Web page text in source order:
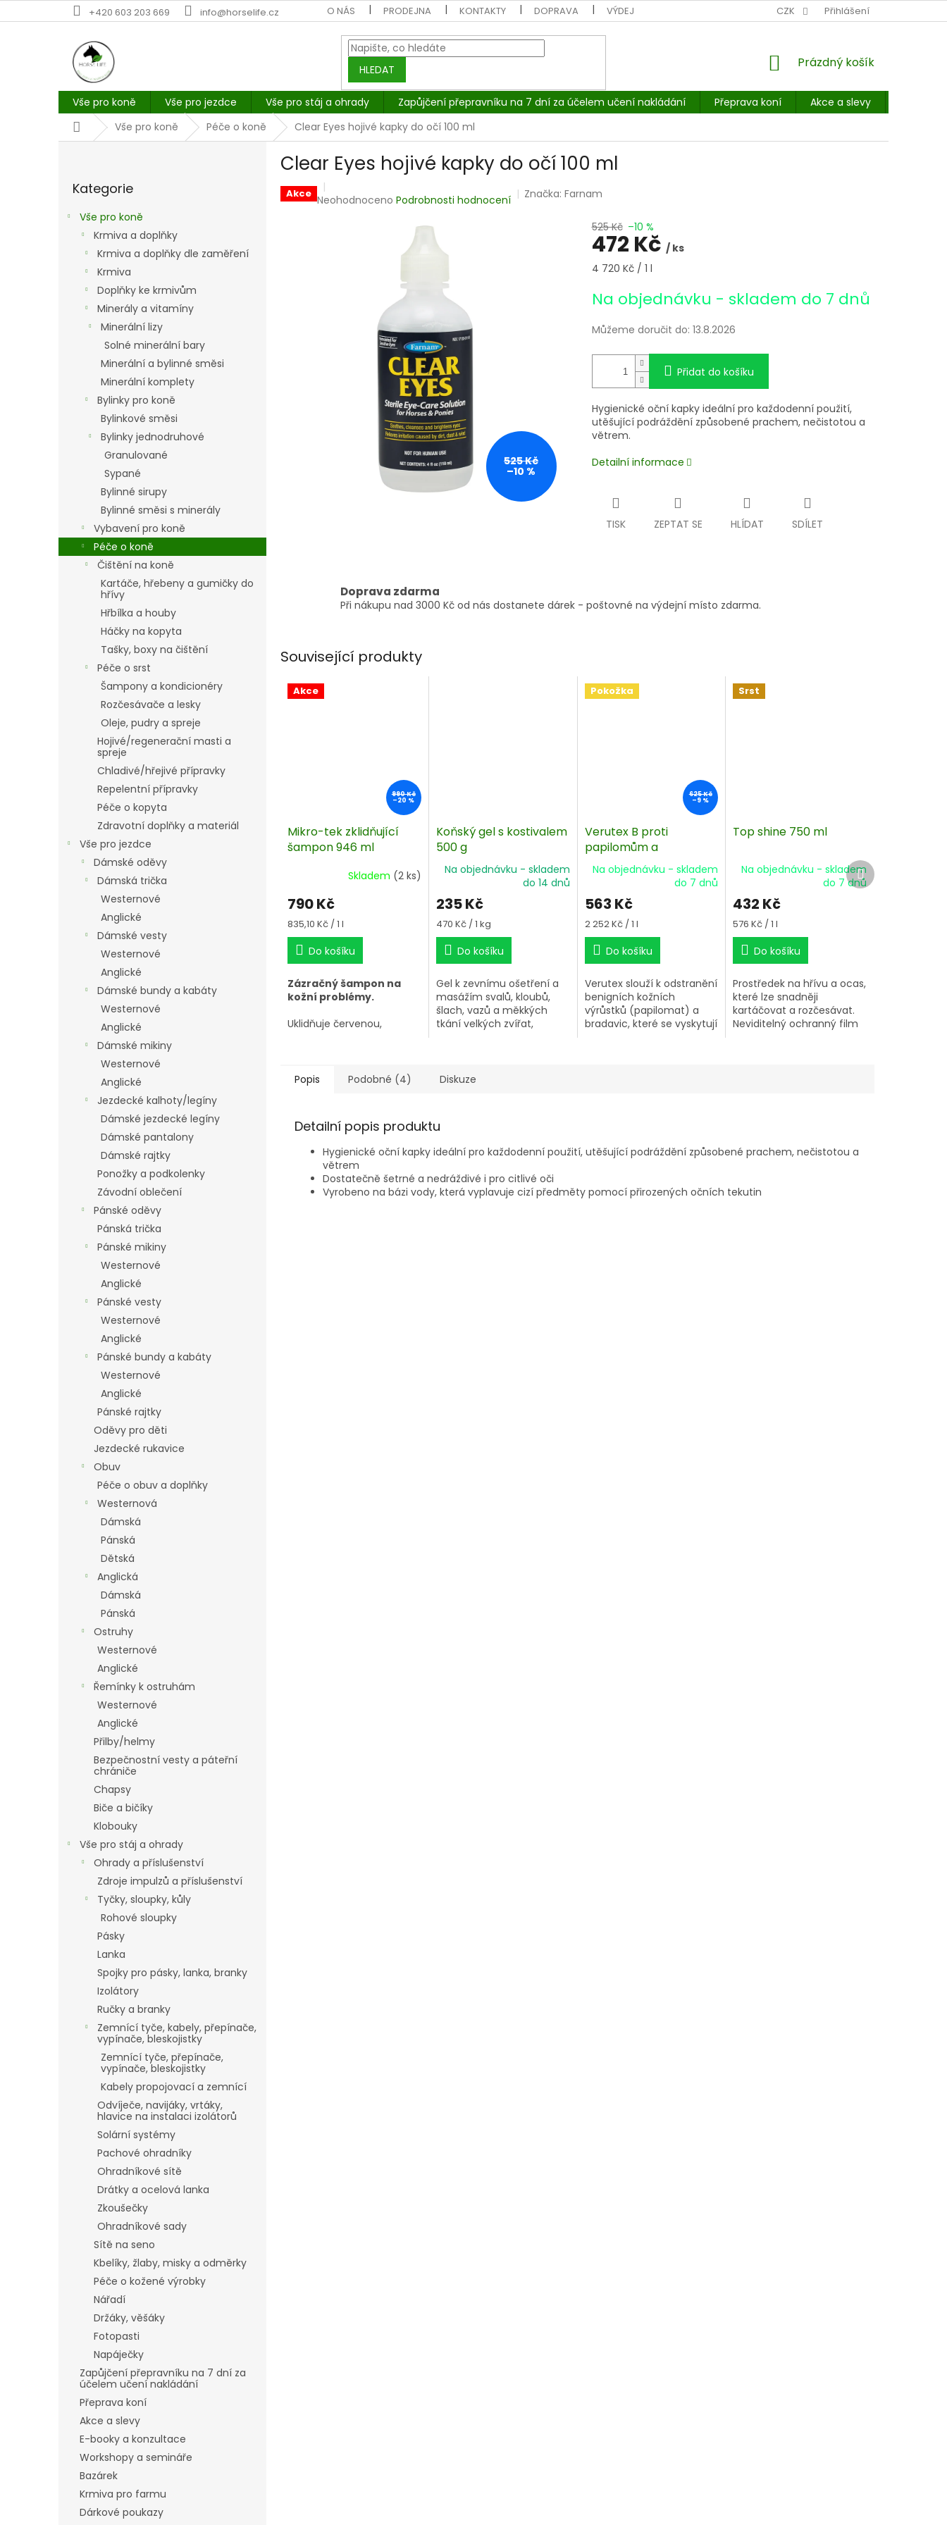
na
+420 603 203 669 info@horselife.cz O NÁS PRODEJNA KONTAKTY DOPRAVA VÝDEJNÍ MÍSTO: BALÍKOVNA, PPL, GLS, SUPERVÝDEJNY, UPS
CZK Přihlášení
HLEDAT
NÁKUPNÍ
Prázdný košík
Vše pro koně Vše pro jezdce Vše pro stáj a ohrady Zapůjčení přepravníku na 7 dní za účelem učení nakládání Přeprava koní Akce a slevy
DomůVše pro koně Péče o koně Clear Eyes hojivé kapky do očí 100 ml
kategorie
Kategorie
Vše pro koně
Krmiva a doplňky
Krmiva a doplňky dle zaměření
Krmiva
Doplňky ke krmivům
Minerály a vitamíny
Minerální lizy
Solné minerální bary
Minerální a bylinné směsi
Minerální komplety
Bylinky pro koně
Bylinkové směsi
Bylinky jednodruhové
Granulované
Sypané
Bylinné sirupy
Bylinné směsi s minerály
Vybavení pro koně
Péče o koně
Čištění na koně
Kartáče, hřebeny a gumičky do
hřívy
Hřbílka a houby
Háčky na kopyta
Tašky, boxy na čištění
Péče o srst
Šampony a kondicionéry
Rozčesávače a lesky
Oleje, pudry a spreje
Hojivé/regenerační masti a
spreje
Chladivé/hřejivé přípravky
Repelentní přípravky
Péče o kopyta
Zdravotní doplňky a materiál
Vše pro jezdce
Dámské oděvy
Dámská trička
Westernové
Anglické
Dámské vesty
Westernové
Anglické
Dámské bundy a kabáty
Westernové
Anglické
Dámské mikiny
Westernové
Anglické
Jezdecké kalhoty/legíny
Dámské jezdecké legíny
Dámské pantalony
Dámské rajtky
Ponožky a podkolenky
Závodní oblečení
Pánské oděvy
Pánská trička
Pánské mikiny
Westernové
Anglické
Pánské vesty
Westernové
Anglické
Pánské bundy a kabáty
Westernové
Anglické
Pánské rajtky
Oděvy pro děti
Jezdecké rukavice
Obuv
Péče o obuv a doplňky
Westernová
Dámská
Pánská
Dětská
Anglická
Dámská
Pánská
Ostruhy
Westernové
Anglické
Řemínky k ostruhám
Westernové
Anglické
Přilby/helmy
Bezpečnostní vesty a páteřní
chrániče
Chapsy
Biče a bičíky
Klobouky
Vše pro stáj a ohrady
Ohrady a příslušenství
Zdroje impulzů a příslušenství
Tyčky, sloupky, kůly
Rohové sloupky
Pásky
Lanka
Spojky pro pásky, lanka, branky
Izolátory
Ručky a branky
Zemnící tyče, kabely, přepínače,
vypínače, bleskojistky
Zemnící tyče, přepínače,
vypínače, bleskojistky
Kabely propojovací a zemnící
Odvíječe, navijáky, vrtáky,
hlavice na instalaci izolátorů
Solární systémy
Pachové ohradníky
Ohradníkové sítě
Drátky a ocelová lanka
Zkoušečky
Ohradníkové sady
Sítě na seno
Kbelíky, žlaby, misky a odměrky
Péče o kožené výrobky
Nářadí
Držáky, věšáky
Fotopasti
Napáječky
Zapůjčení přepravníku na 7 dní za
účelem učení nakládání
Přeprava koní
Akce a slevy
E-booky a konzultace
Workshopy a semináře
Bazárek
Krmiva pro farmu
Dárkové poukazy
Clear Eyes hojivé kapky do očí 100 ml
Akce Průměrné
Neohodnoceno Podrobnosti hodnocení Značka:Farnam
525 Kč
–10 %
525 Kč –10 %
472 Kč / ks
Měrná
4 720 Kč / 1 l
Na objednávku - skladem do 7 dnů
Můžeme doručit do: 13.8.2026
Přidat do košíku
Hygienické oční kapky ideální pro každodenní použití,
utěšující podráždění způsobené prachem, nečistotou a
větrem.
Detailní informace
TISK ZEPTAT SE HLÍDAT SDÍLET
Doprava zdarma
Při nákupu nad 3000 Kč od nás dostanete dárek - poštovné na výdejní místo zdarma.
Související produkty
Akce
990 Kč
–20 %
Mikro-tek zklidňující
šampon 946 ml
Skladem (2 ks)
790 Kč
Měrná
cena:
835,10 Kč / 1 l
Do košíku
Zázračný šampon na
kožní problémy.
Uklidňuje červenou,
Vašemu koni nebo
domácímu mazlíčkovi
a podrážděné pokožky.
pro hojení již po prvním
vykoupání. Odstraňuje
lupy. Nepálí v otevřených
ranách ani v očích.
Koňský gel s kostivalem
500 g
Na objednávku - skladem
do 14 dnů
235 Kč
Měrná
cena:
470 Kč / 1 kg
Do košíku
Gel k zevnímu ošetření a
masážím svalů, kloubů,
šlach, vazů a měkkých
tkání velkých zvířat,
Pokožka
625 Kč
–9 %
Verutex B proti
papilomům a
bradavicím 125 ml
Na objednávku - skladem
do 7 dnů
563 Kč
Měrná
cena:
2 252 Kč / 1 l
Do košíku
Verutex slouží k odstranění
benigních kožních
výrůstků (papilomat) a
bradavic, které se vyskytují
Srst
Top shine 750 ml
Na objednávku - skladem
do 7 dnů
432 Kč
Měrná
cena:
576 Kč / 1 l
Do košíku
Prostředek na hřívu a ocas,
které lze snadněji
kartáčovat a rozčesávat.
Neviditelný ochranný film
Další
produkt
Popis Podobné (4) Diskuze
Detailní popis produktu
Hygienické oční kapky ideální pro každodenní použití, utěšující podráždění způsobené prachem, nečistotou a
větrem
Dostatečně šetrné a nedráždivé i pro citlivé oči
Vyrobeno na bázi vody, která vyplavuje cizí předměty pomocí přirozených očních tekutin